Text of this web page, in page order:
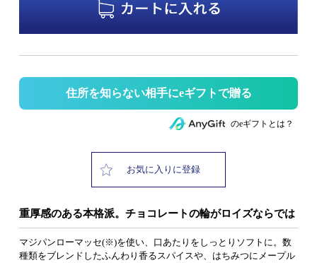
住所を知らない相手にeギフトで贈る
のeギフトとは？
お気に入りに登録
重厚感のある本格派。チョコレートの輪がロイズならでは
マジパンローマッセ(※)を使い、口あたりをしっとりソフトに。数
種類をブレンドしたふんわり香るスパイスや、はちみつにメープル